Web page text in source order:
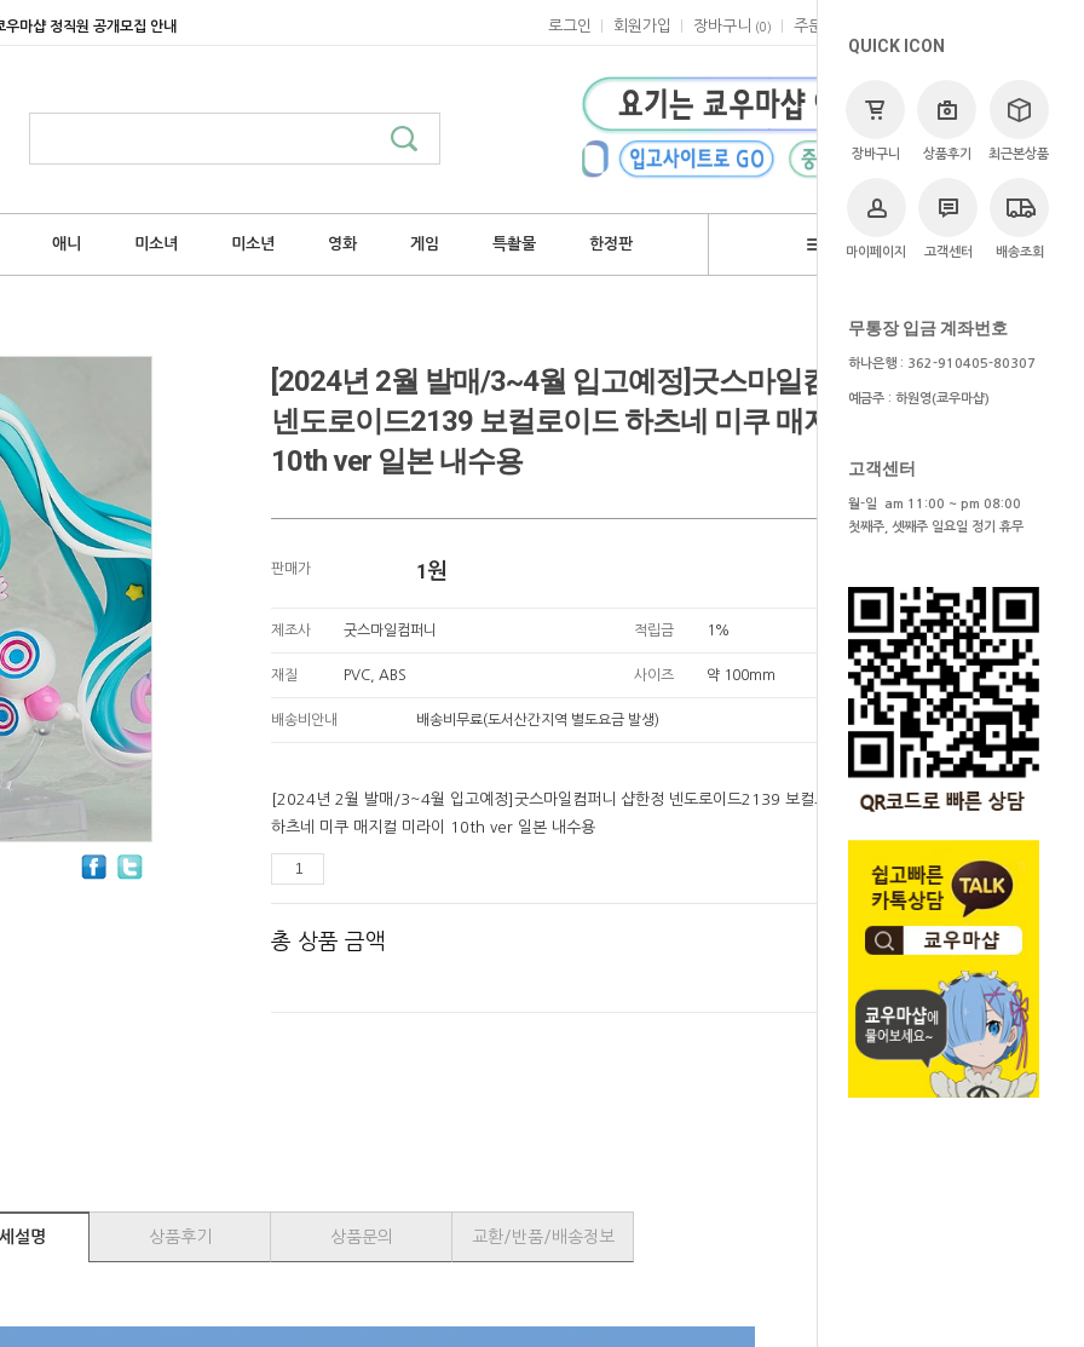
우마샵 정직원 공개모집 안내 로그인 회원가입 장바구니 (0 ) 주문
애니 미소녀 미소년 영화 게임 특촬물 한정판 브랜드
QUICK ICON
장바구니 상품후기 최근본상품
마이페이지 고객센터 배송조회
무통장 입금 계좌번호
하나은행 : 362-910405-80307
예금주 : 하원영(쿄우마샵)
고객센터
월-일 am 11:00 ~ pm 08:00
첫째주, 셋째주 일요일 정기 휴무
> 쿄우마 > 예약상품
[2024년 2월 발매/3~4월 입고예정]굿스마일컴퍼니 샵한정
넨도로이드2139 보컬로이드 하츠네 미쿠 매지컬 미라이
10th ver 일본 내수용
판매가 1원
제조사 굿스마일컴퍼니 적립금 1%
재질 PVC, ABS 사이즈 약 100mm
배송비안내 배송비무료(도서산간지역 별도요금 발생)
[2024년 2월 발매/3~4월 입고예정]굿스마일컴퍼니 샵한정 넨도로이드2139 보컬로이드
하츠네 미쿠 매지컬 미라이 10th ver 일본 내수용
1원
총 상품 금액 1원
SOLD OUT
설명 상품후기 상품문의 교환/반품/배송정보